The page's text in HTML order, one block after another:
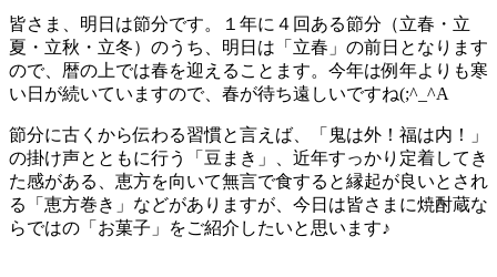
皆さま、明日は節分です。１年に４回ある節分（立春・立
夏・立秋・立冬）のうち、明日は「立春」の前日となります
ので、暦の上では春を迎えることます。今年は例年よりも寒
い日が続いていますので、春が待ち遠しいですね(;^_^A
節分に古くから伝わる習慣と言えば、「鬼は外！福は内！」
の掛け声とともに行う「豆まき」、近年すっかり定着してき
た感がある、恵方を向いて無言で食すると縁起が良いとされ
る「恵方巻き」などがありますが、今日は皆さまに焼酎蔵な
らではの「お菓子」をご紹介したいと思います♪